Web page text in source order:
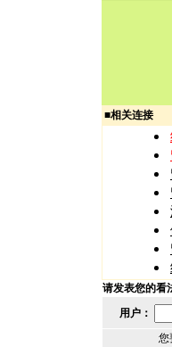
■相关连接
请发表您的看
用户：
您